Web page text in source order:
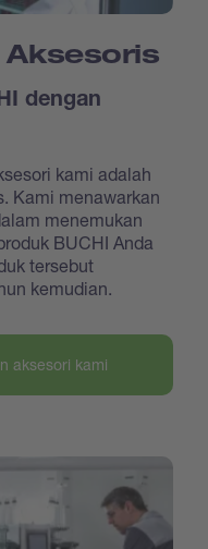
dengan
kami adalah
Kami menawarkan
menemukan
BUCHI Anda
tersebut
kemudian.
aksesori kami